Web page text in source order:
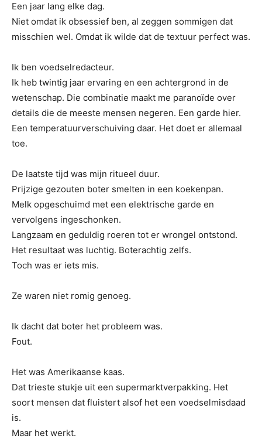
Een jaar lang elke dag.
Niet omdat ik obsessief ben, al zeggen sommigen dat
misschien wel. Omdat ik wilde dat de textuur perfect was.
Ik ben voedselredacteur.
Ik heb twintig jaar ervaring en een achtergrond in de
wetenschap. Die combinatie maakt me paranoïde over
details die de meeste mensen negeren. Een garde hier.
Een temperatuurverschuiving daar. Het doet er allemaal
toe.
De laatste tijd was mijn ritueel duur.
Prijzige gezouten boter smelten in een koekenpan.
Melk opgeschuimd met een elektrische garde en
vervolgens ingeschonken.
Langzaam en geduldig roeren tot er wrongel ontstond.
Het resultaat was luchtig. Boterachtig zelfs.
Toch was er iets mis.
Ze waren niet romig genoeg.
Ik dacht dat boter het probleem was.
Fout.
Het was Amerikaanse kaas.
Dat trieste stukje uit een supermarktverpakking. Het
soort mensen dat fluistert alsof het een voedselmisdaad
is.
Maar het werkt.